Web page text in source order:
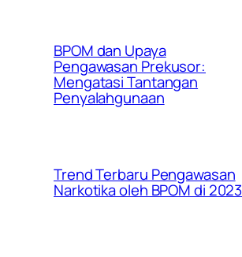
BPOM dan Upaya
Pengawasan Prekusor:
Mengatasi Tantangan
Penyalahgunaan
Trend Terbaru Pengawasan
Narkotika oleh BPOM di 2023